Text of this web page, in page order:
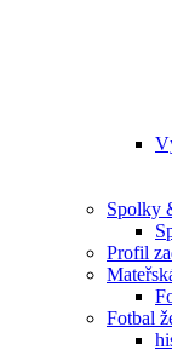
Spolky
Profil
Fotbal